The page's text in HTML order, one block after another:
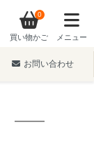
買い物かご
0
メニュー
お問い合わせ